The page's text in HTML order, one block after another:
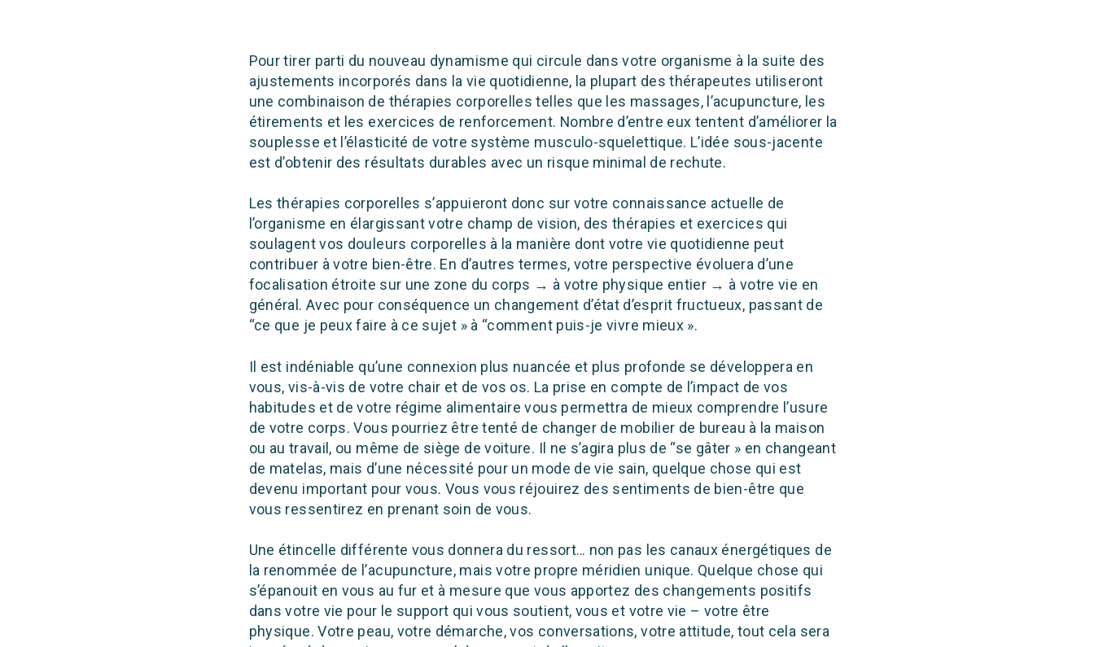
Pour tirer parti du nouveau dynamisme qui circule dans votre organisme à la suite des
ajustements incorporés dans la vie quotidienne, la plupart des thérapeutes utiliseront
une combinaison de thérapies corporelles telles que les massages, l’acupuncture, les
étirements et les exercices de renforcement. Nombre d’entre eux tentent d’améliorer la
souplesse et l’élasticité de votre système musculo-squelettique. L’idée sous-jacente
est d’obtenir des résultats durables avec un risque minimal de rechute.
Les thérapies corporelles s’appuieront donc sur votre connaissance actuelle de
l’organisme en élargissant votre champ de vision, des thérapies et exercices qui
soulagent vos douleurs corporelles à la manière dont votre vie quotidienne peut
contribuer à votre bien-être. En d’autres termes, votre perspective évoluera d’une
focalisation étroite sur une zone du corps → à votre physique entier → à votre vie en
général. Avec pour conséquence un changement d’état d’esprit fructueux, passant de
“ce que je peux faire à ce sujet » à “comment puis-je vivre mieux ».
Il est indéniable qu’une connexion plus nuancée et plus profonde se développera en
vous, vis-à-vis de votre chair et de vos os. La prise en compte de l’impact de vos
habitudes et de votre régime alimentaire vous permettra de mieux comprendre l’usure
de votre corps. Vous pourriez être tenté de changer de mobilier de bureau à la maison
ou au travail, ou même de siège de voiture. Il ne s’agira plus de “se gâter » en changeant
de matelas, mais d’une nécessité pour un mode de vie sain, quelque chose qui est
devenu important pour vous. Vous vous réjouirez des sentiments de bien-être que
vous ressentirez en prenant soin de vous.
Une étincelle différente vous donnera du ressort… non pas les canaux énergétiques de
la renommée de l’acupuncture, mais votre propre méridien unique. Quelque chose qui
s’épanouit en vous au fur et à mesure que vous apportez des changements positifs
dans votre vie pour le support qui vous soutient, vous et votre vie – votre être
physique. Votre peau, votre démarche, vos conversations, votre attitude, tout cela sera